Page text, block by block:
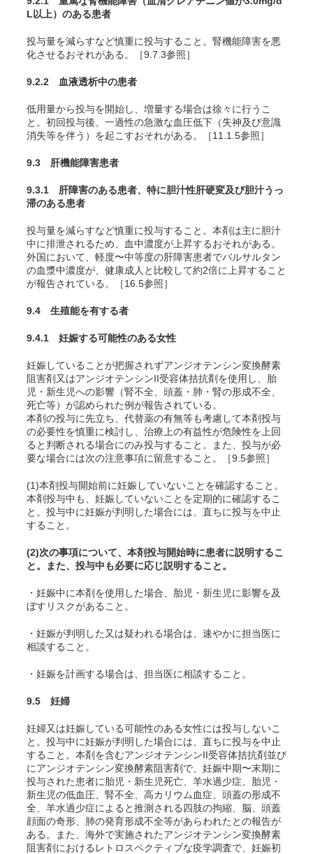
L以上）のある患者
投与量を減らすなど慎重に投与すること。腎機能障害を悪
化させるおそれがある 。［9.7.3参照］
9.2.2 血液透析中の患者
低用量から投与を開始し、増量する場合は徐々に行うこ
と。初回投与後、一過性の急激な血圧低下（失神及び意識
消失等を伴う）を起こすおそれがある。［11.1.5参照］
9.3 肝機能障害患者
9.3.1 肝障害のある患者、特に胆汁性肝硬変及び胆汁うっ
滞のある患者
投与量を減らすなど慎重に投与すること。本剤は主に胆汁
中に排泄されるため、血中濃度が上昇するおそれがある。
外国において、軽度〜中等度の肝障害患者でバルサルタン
の血漿中濃度が、健康成人と比較して約2倍に上昇すること
が報告されている。［16.5参照］
9.4 生殖能を有する者
9.4.1 妊娠する可能性のある女性
妊娠していることが把握されずアンジオテンシン変換酵素
阻害剤又はアンジオテンシンII受容体拮抗剤を使用し、胎
児・新生児への影響（腎不全、頭蓋・肺・腎の形成不全、
死亡等）が認められた例が報告されている 。
本剤の投与に先立ち、代替薬の有無等も考慮して本剤投与
の必要性を慎重に検討し、治療上の有益性が危険性を上回
ると判断される場合にのみ投与すること。また、投与が必
要な場合には次の注意事項に留意すること。［9.5参照］
(1)本剤投与開始前に妊娠していないことを確認すること。
本剤投与中も、妊娠していないことを定期的に確認するこ
と。投与中に妊娠が判明した場合には、直ちに投与を中止
すること。
(2)次の事項について、本剤投与開始時に患者に説明するこ
と。また、投与中も必要に応じ説明すること。
・妊娠中に本剤を使用した場合、胎児・新生児に影響を及
ぼすリスクがあること。
・妊娠が判明した又は疑われる場合は、速やかに担当医に
相談すること。
・妊娠を計画する場合は、担当医に相談すること。
9.5 妊婦
妊婦又は妊娠している可能性のある女性には投与しないこ
と。投与中に妊娠が判明した場合には、直ちに投与を中止
すること。本剤を含むアンジオテンシンII受容体拮抗剤並び
にアンジオテンシン変換酵素阻害剤で、妊娠中期〜末期に
投与された患者に胎児・新生児死亡、羊水過少症、胎児・
新生児の低血圧、腎不全、高カリウム血症、頭蓋の形成不
全、羊水過少症によると推測される四肢の拘縮、脳、頭蓋
顔面の奇形、肺の発育形成不全等があらわれたとの報告が
ある 。また、海外で実施されたアンジオテンシン変換酵素
阻害剤におけるレトロスペクティブな疫学調査で、妊娠初